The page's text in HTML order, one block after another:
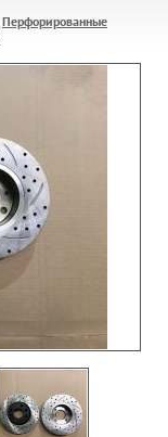
Перфорированные